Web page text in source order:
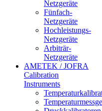
Netzgeräte
Fünfach-
Netzgeräte
Hochleistungs-
Netzgeräte
Arbiträr-
Netzgeräte
AMETEK / JOFRA
Calibration
Instruments